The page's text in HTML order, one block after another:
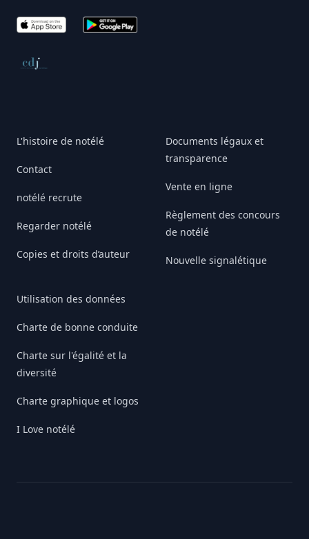
App Store Google Play
Conseil de déontologie journalistique
L'histoire de notélé
Contact
notélé recrute
Regarder notélé
Copies et droits d’auteur
Utilisation des données
Charte de bonne conduite
Charte sur l'égalité et la
diversité
Charte graphique et logos
I Love notélé
Documents légaux et
transparence
Vente en ligne
Règlement des concours
de notélé
Nouvelle signalétique